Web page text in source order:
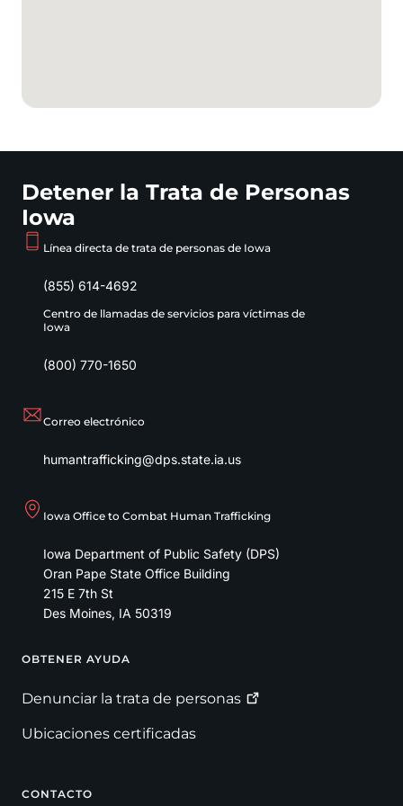
Detener la Trata de Personas
Iowa
Línea directa de trata de personas de Iowa
(855) 614-4692
Centro de llamadas de servicios para víctimas de
Iowa
(800) 770-1650
Correo electrónico
humantrafficking@dps.state.ia.us
Iowa Office to Combat Human Trafficking
Iowa Department of Public Safety (DPS)
Oran Pape State Office Building
215 E 7th St
Des Moines, IA 50319
Footer
OBTENER AYUDA
Denunciar la trata de personas
Ubicaciones certificadas
CONTACTO